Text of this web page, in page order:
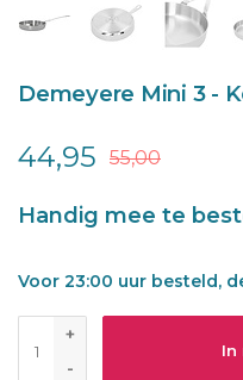
Demeyere Mini 3 -
44,95 55,00
Handig mee te
Voor 23:00 uur besteld,
+
-
In